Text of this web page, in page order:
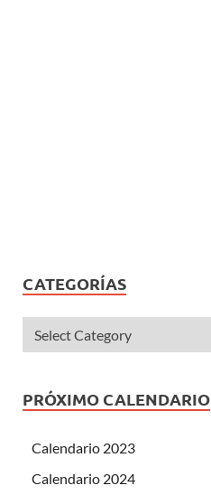
CATEGORÍAS
PRÓXIMO CALENDARIO
Calendario 2023
Calendario 2024